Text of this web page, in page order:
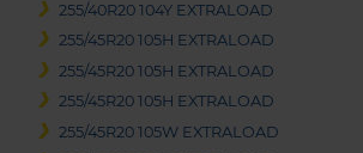
255/40R20 104Y EXTRALOAD
255/45R20 105H EXTRALOAD
255/45R20 105H EXTRALOAD
255/45R20 105H EXTRALOAD
255/45R20 105W EXTRALOAD